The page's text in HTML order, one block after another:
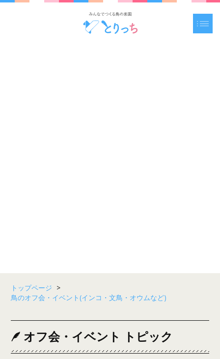
トップページ >
鳥のオフ会・イベント(インコ・文鳥・オウムなど)
オフ会・イベント トピック